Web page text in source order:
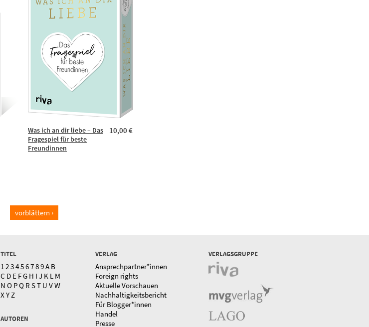
10,00 €
Was ich an dir liebe – Das
Fragespiel für beste
Freundinnen
vorblättern ›
TITEL
123456789A B
C D E FG H I J K L M
N O PQ R ST U VW
XYZ
AUTOREN
VERLAG
Ansprechpartner*innen
Foreign rights
Aktuelle Vorschauen
Nachhaltigkeitsbericht
Für Blogger*innen
Handel
Presse
VERLAGSGRUPPE